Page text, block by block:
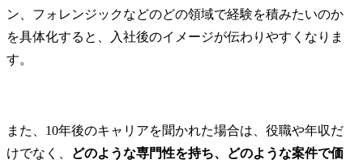
ン、フォレンジックなどのどの領域で経験を積みたいのか
を具体化すると、入社後のイメージが伝わりやすくなりま
す。
また、10年後のキャリアを聞かれた場合は、役職や年収だ
けでなく、
どのような専門性を持ち、どのような案件で価